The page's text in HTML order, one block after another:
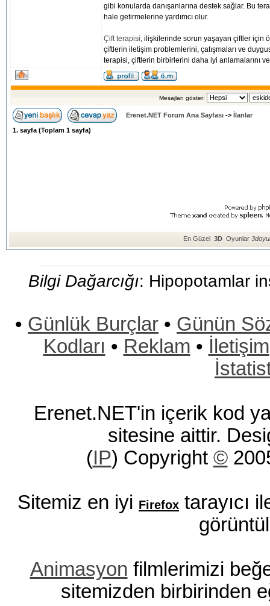
gibi konularda danışanlarına destek sağlar. Bu
hale getirmelerine yardımcı olur.
Çift terapisi, ilişkilerinde sorun yaşayan çiftler için
çiftlerin iletişim problemlerini, çatışmaları ve
terapisi, çiftlerin birbirlerini daha iyi anlamalarını ve
Mesajları göster:
Erenet.NET Forum Ana Sayfası -> İlanlar
1. sayfa (Toplam 1 sayfa)
En Güzel 3D Oyunlar
Bilgi Dağarcığı: Hipopotamlar
• Günlük Burçlar • Günün
Kodları • Reklam • İletişim
Erenet.NET'in içerik kod
sitesine aittir.
(IP) Copyright ©
Sitemiz en iyi Firefox tarayıcı
Animasyon filmlerimizi
sitemizden birbirinden